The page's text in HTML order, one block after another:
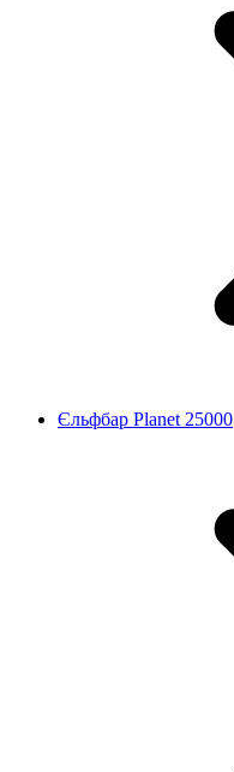
Єльфбар Planet 25000